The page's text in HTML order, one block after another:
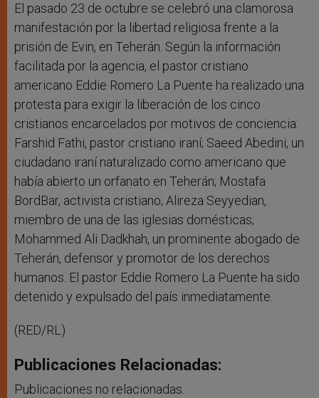
El pasado 23 de octubre se celebró una clamorosa
manifestación por la libertad religiosa frente a la
prisión de Evin, en Teherán. Según la información
facilitada por la agencia, el pastor cristiano
americano Eddie Romero La Puente ha realizado una
protesta para exigir la liberación de los cinco
cristianos encarcelados por motivos de conciencia:
Farshid Fathi, pastor cristiano iraní; Saeed Abedini, un
ciudadano iraní naturalizado como americano que
había abierto un orfanato en Teherán; Mostafa
BordBar, activista cristiano; Alireza Seyyedian,
miembro de una de las iglesias domésticas;
Mohammed Ali Dadkhah, un prominente abogado de
Teherán, defensor y promotor de los derechos
humanos. El pastor Eddie Romero La Puente ha sido
detenido y expulsado del país inmediatamente.
(RED/RL)
Publicaciones Relacionadas:
Publicaciones no relacionadas.